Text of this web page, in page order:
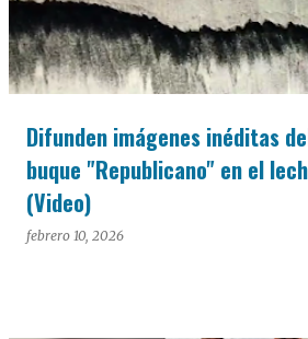
Difunden imágenes inéditas
buque "Republicano" en el
(Video)
febrero 10, 2026